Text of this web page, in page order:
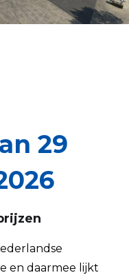
29
en daarmee lijkt